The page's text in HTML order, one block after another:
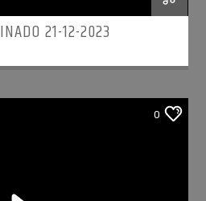
21-12-2023
0